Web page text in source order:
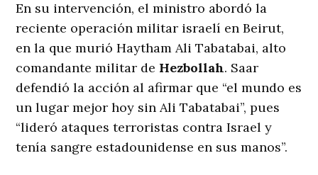
En su intervención, el ministro abordó la
reciente operación militar israelí en Beirut,
en la que murió Haytham Ali Tabatabai, alto
comandante militar de Hezbollah. Saar
defendió la acción al afirmar que “el mundo es
un lugar mejor hoy sin Ali Tabatabai”, pues
“lideró ataques terroristas contra Israel y
tenía sangre estadounidense en sus manos”.